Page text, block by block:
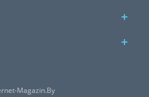
Magazin.By